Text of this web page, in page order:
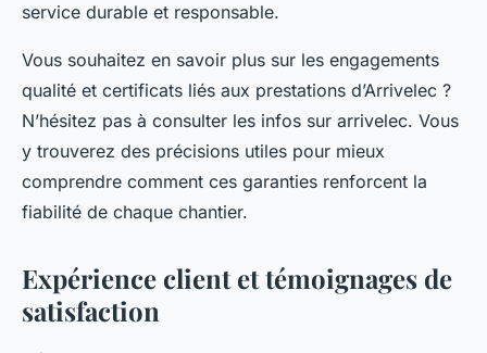
service durable et responsable.
Vous souhaitez en savoir plus sur les engagements
qualité et certificats liés aux prestations d’Arrivelec ?
N’hésitez pas à consulter les infos sur arrivelec. Vous
y trouverez des précisions utiles pour mieux
comprendre comment ces garanties renforcent la
fiabilité de chaque chantier.
Expérience client et témoignages de
satisfaction